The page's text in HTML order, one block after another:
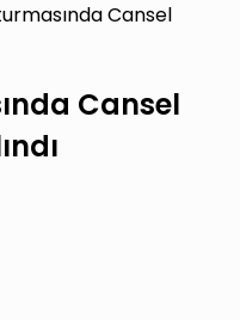
Cansel
Cansel